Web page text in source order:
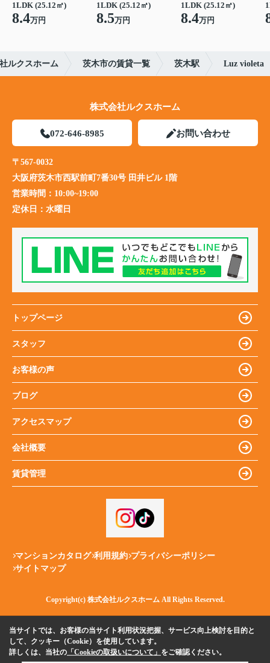
1LDK (25.12㎡)
8.4万円
1LDK (25.12㎡)
8.5万円
1LDK (25.12㎡)
8.4万円
ルクスホーム 茨木市の賃貸一覧 茨木駅 Luz violeta
株式会社ルクスホーム
072-646-8985 お問い合わせ
〒567-0032
大阪府茨木市西駅前町7番30号 田井ビル 1階
営業時間： 10:00~19:00
定休日： 水曜日
トップページ
スタッフ
お客様の声
ブログ
アクセスマップ
会社概要
賃貸管理
マンションカタログ 利用規約 プライバシーポリシー
サイトマップ
Copyright(c) 株式会社ルクスホーム All Rights Reserved.
当サイトでは、お客様の当サイト利用状況把握、サービス向上検討を目的と
して、クッキー（Cookie）を使用しています。
詳しくは、当社の 「Cookieの取扱いについて」 をご確認ください。